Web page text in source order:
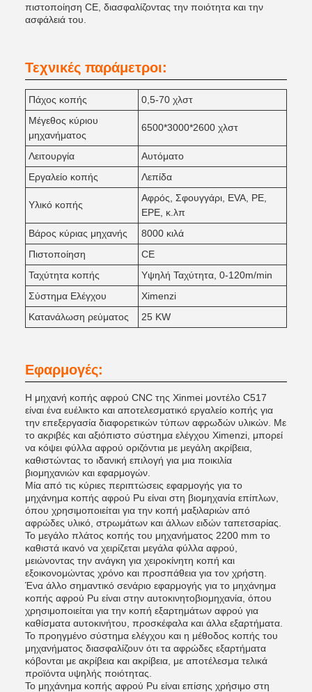
πιστοποίηση CE, διασφαλίζοντας την ποιότητα και την
ασφάλειά του.
Τεχνικές παράμετροι:
Πάχος κοπής
0,5-70 χλστ
Μέγεθος κύριου
μηχανήματος
6500*3000*2600 χλστ
Λειτουργία
Αυτόματο
Εργαλείο κοπής
Λεπίδα
Υλικό κοπής
Αφρός, Σφουγγάρι, EVA, PE,
EPE, κ.λπ
Βάρος κύριας μηχανής
8000 κιλά
Πιστοποίηση
CE
Ταχύτητα κοπής
Υψηλή Ταχύτητα, 0-120m/min
Σύστημα Ελέγχου
Ximenzi
Κατανάλωση ρεύματος
25 KW
Εφαρμογές:
Η μηχανή κοπής αφρού CNC της Xinmei μοντέλο C517
είναι ένα ευέλικτο και αποτελεσματικό εργαλείο κοπής για
την επεξεργασία διαφορετικών τύπων αφρωδών υλικών. Με
το ακριβές και αξιόπιστο σύστημα ελέγχου Ximenzi, μπορεί
να κόψει φύλλα αφρού οριζόντια με μεγάλη ακρίβεια,
καθιστώντας το ιδανική επιλογή για μια ποικιλία
βιομηχανιών και εφαρμογών.
Μία από τις κύριες περιπτώσεις εφαρμογής για το
μηχάνημα κοπής αφρού Pu είναι στη βιομηχανία επίπλων,
όπου χρησιμοποιείται για την κοπή μαξιλαριών από
αφρώδες υλικό, στρωμάτων και άλλων ειδών ταπετσαρίας.
Το μεγάλο πλάτος κοπής του μηχανήματος 2200 mm το
καθιστά ικανό να χειρίζεται μεγάλα φύλλα αφρού,
μειώνοντας την ανάγκη για χειροκίνητη κοπή και
εξοικονομώντας χρόνο και προσπάθεια για τον χρήστη.
Ένα άλλο σημαντικό σενάριο εφαρμογής για το μηχάνημα
κοπής αφρού Pu είναι στην αυτοκινητοβιομηχανία, όπου
χρησιμοποιείται για την κοπή εξαρτημάτων αφρού για
καθίσματα αυτοκινήτου, προσκέφαλα και άλλα εξαρτήματα.
Το προηγμένο σύστημα ελέγχου και η μέθοδος κοπής του
μηχανήματος διασφαλίζουν ότι τα αφρώδες εξαρτήματα
κόβονται με ακρίβεια και ακρίβεια, με αποτέλεσμα τελικά
προϊόντα υψηλής ποιότητας.
Το μηχάνημα κοπής αφρού Pu είναι επίσης χρήσιμο στη